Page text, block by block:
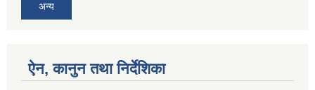
अन्य
ऐन, कानुन तथा निर्देशिका